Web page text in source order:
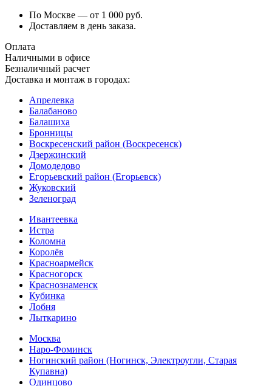
По Москве — от 1 000 руб.
Доставляем в день заказа.
Оплата
Наличными в офисе
Безналичный расчет
Доставка и монтаж в городах:
Апрелевка
Балабаново
Балашиха
Бронницы
Воскресенский район (Воскресенск)
Дзержинский
Домодедово
Егорьевский район (Егорьевск)
Жуковский
Зеленоград
Ивантеевка
Истра
Коломна
Королёв
Красноармейск
Красногорск
Краснознаменск
Кубинка
Лобня
Лыткарино
Москва
Наро-Фоминск
Ногинский район (Ногинск, Электроугли, Старая
Купавна)
Одинцово